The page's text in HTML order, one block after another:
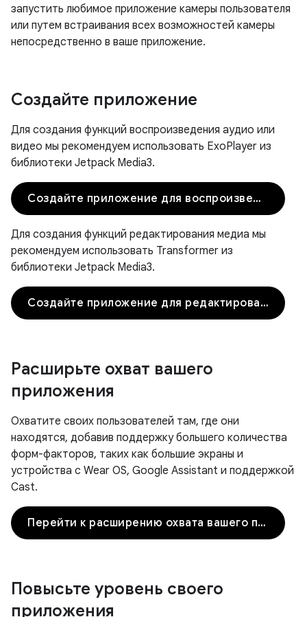
запустить любимое приложение камеры пользователя
или путем встраивания всех возможностей камеры
непосредственно в ваше приложение.
Создайте приложение
Для создания функций воспроизведения аудио или
видео мы рекомендуем использовать ExoPlayer из
библиотеки Jetpack Media3.
Создайте приложение для воспроизведения
Для создания функций редактирования медиа мы
рекомендуем использовать Transformer из
библиотеки Jetpack Media3.
Создайте приложение для редактирования
Расширьте охват вашего
приложения
Охватите своих пользователей там, где они
находятся, добавив поддержку большего количества
форм-факторов, таких как большие экраны и
устройства с Wear OS, Google Assistant и поддержкой
Cast.
Перейти к расширению охвата вашего приложения
Повысьте уровень своего
приложения